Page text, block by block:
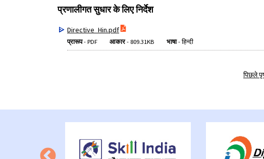
प्रणालीगत सुधार के लिए निर्देश
Directive_Hin.pdf
प्रारूप- PDF आकार- 809.31KB भाषा-हिन्दी
पिछले